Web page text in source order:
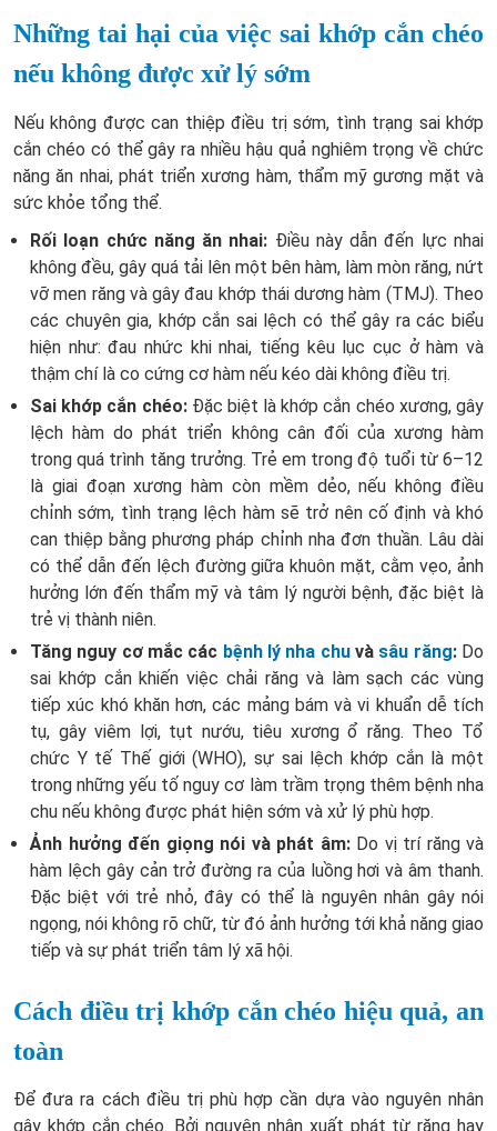
Những tai hại của việc sai khớp cắn chéo
nếu không được xử lý sớm
Nếu không được can thiệp điều trị sớm, tình trạng sai khớp
cắn chéo có thể gây ra nhiều hậu quả nghiêm trọng về chức
năng ăn nhai, phát triển xương hàm, thẩm mỹ gương mặt và
sức khỏe tổng thể.
Rối loạn chức năng ăn nhai: Điều này dẫn đến lực nhai
không đều, gây quá tải lên một bên hàm, làm mòn răng, nứt
vỡ men răng và gây đau khớp thái dương hàm (TMJ). Theo
các chuyên gia, khớp cắn sai lệch có thể gây ra các biểu
hiện như: đau nhức khi nhai, tiếng kêu lục cục ở hàm và
thậm chí là co cứng cơ hàm nếu kéo dài không điều trị.
Sai khớp cắn chéo:Đặc biệt là khớp cắn chéo xương, gây
lệch hàm do phát triển không cân đối của xương hàm
trong quá trình tăng trưởng. Trẻ em trong độ tuổi từ 6–12
là giai đoạn xương hàm còn mềm dẻo, nếu không điều
chỉnh sớm, tình trạng lệch hàm sẽ trở nên cố định và khó
can thiệp bằng phương pháp chỉnh nha đơn thuần. Lâu dài
có thể dẫn đến lệch đường giữa khuôn mặt, cằm vẹo, ảnh
hưởng lớn đến thẩm mỹ và tâm lý người bệnh, đặc biệt là
trẻ vị thành niên.
Tăng nguy cơ mắc các bệnh lý nha chuvà sâu răng:Do
sai khớp cắn khiến việc chải răng và làm sạch các vùng
tiếp xúc khó khăn hơn, các mảng bám và vi khuẩn dễ tích
tụ, gây viêm lợi, tụt nướu, tiêu xương ổ răng. Theo Tổ
chức Y tế Thế giới (WHO), sự sai lệch khớp cắn là một
trong những yếu tố nguy cơ làm trầm trọng thêm bệnh nha
chu nếu không được phát hiện sớm và xử lý phù hợp.
Ảnh hưởng đến giọng nói và phát âm:Do vị trí răng và
hàm lệch gây cản trở đường ra của luồng hơi và âm thanh.
Đặc biệt với trẻ nhỏ, đây có thể là nguyên nhân gây nói
ngọng, nói không rõ chữ, từ đó ảnh hưởng tới khả năng giao
tiếp và sự phát triển tâm lý xã hội.
Cách điều trị khớp cắn chéo hiệu quả, an
toàn
Để đưa ra cách điều trị phù hợp cần dựa vào nguyên nhân
gây khớp cắn chéo. Bởi nguyên nhân xuất phát từ răng hay